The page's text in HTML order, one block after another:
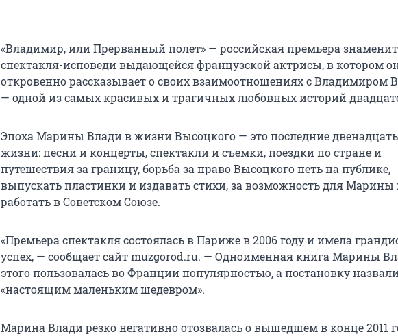
«Владимир, или Прерванный полет» — российская премьера
спектакля-исповеди выдающейся французской актрисы, в котором
откровенно рассказывает о своих взаимоотношениях с Владимиром
— одной из самых красивых и трагичных любовных историй
Эпоха Марины Влади в жизни Высоцкого — это последние двенадцать
жизни: песни и концерты, спектакли и съемки, поездки по стране и
путешествия за границу, борьба за право Высоцкого петь на публике,
выпускать пластинки и издавать стихи, за возможность для
работать в Советском Союзе.
«Премьера спектакля состоялась в Париже в 2006 году и имела
успех, — сообщает сайт muzgorod.ru. — Одноименная книга Марины
этого пользовалась во Франции популярностью, а постановку
«настоящим маленьким шедевром».
Марина Влади резко негативно отозвалась о вышедшем в конце 2011